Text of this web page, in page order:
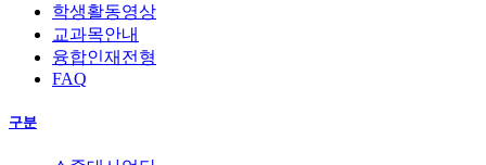
학생활동영상
교과목안내
융합인재전형
FAQ
구분